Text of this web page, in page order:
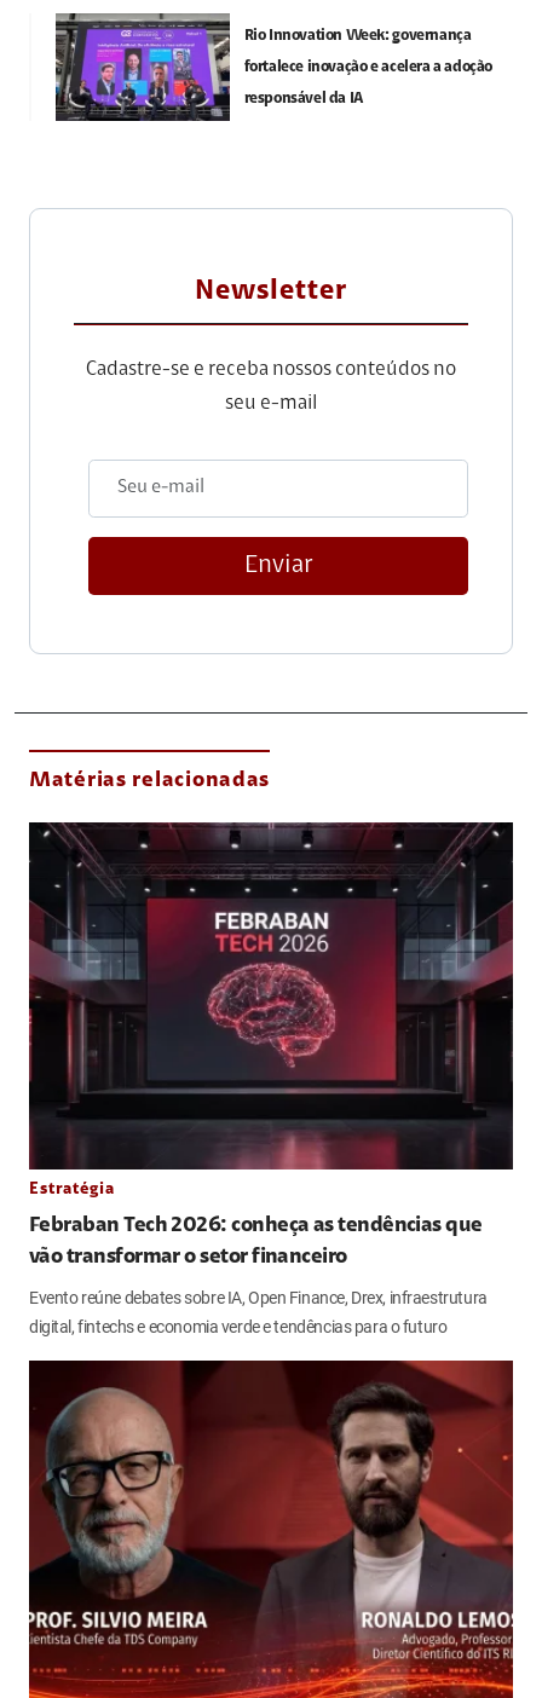
Rio Innovation Week: governança
fortalece inovação e acelera a adoção
responsável da IA
Newsletter
Cadastre-se e receba nossos conteúdos no
seu e-mail
Enviar
Matérias relacionadas
Estratégia
Febraban Tech 2026: conheça as tendências que
vão transformar o setor financeiro
Evento reúne debates sobre IA, Open Finance, Drex, infraestrutura
digital, fintechs e economia verde e tendências para o futuro